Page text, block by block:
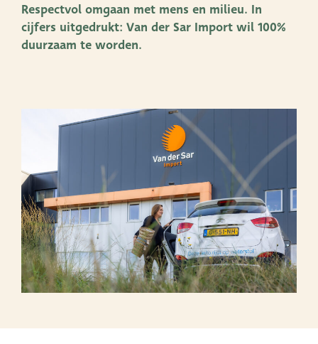
Productlijnen
Terima Kasih
XXL-Products
TC Concept
Vacatures
Contact
Respectvol omgaan met mens en milieu. In
cijfers uitgedrukt: Van der Sar Import wil 100%
duurzaam te worden.